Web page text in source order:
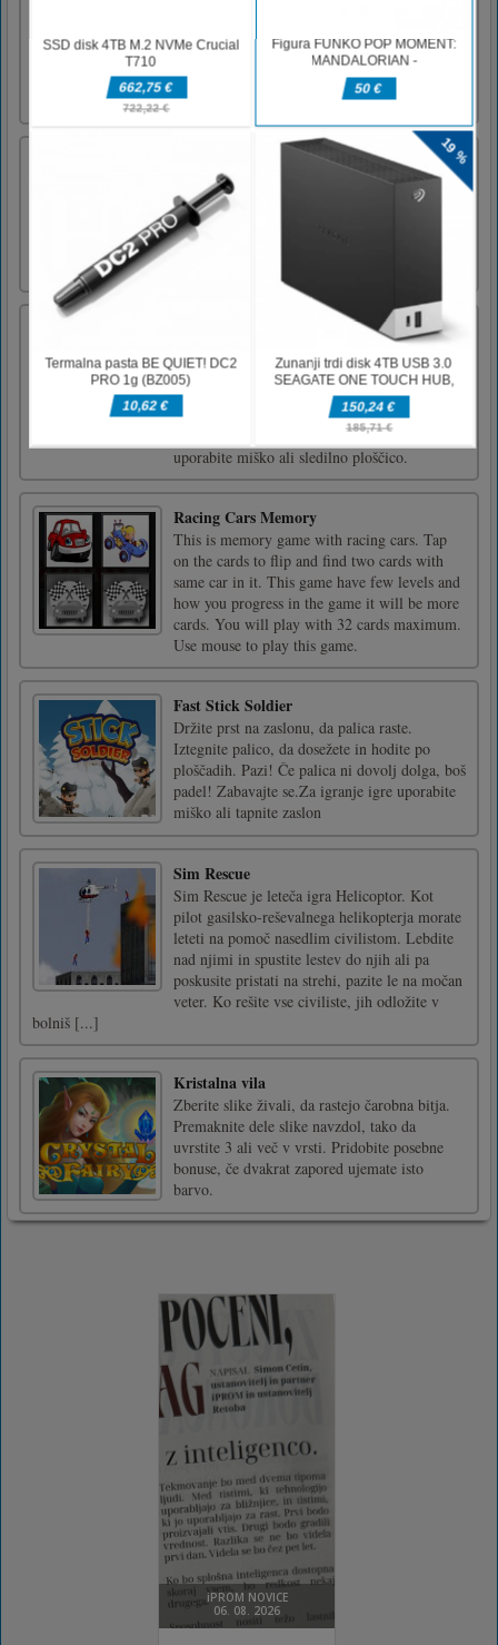
teka in veliko zabave. Spremljajte Bena pri
dokončanju te nove misije in ponovno rešite
svet. Uživajte v tej ekskluzivni igri kiz10
najprej tuka [...]
Play Run Race 3 for free online! Participate in
a series of challenging obstacle courses. Time
your jumps perfectly and cross the finish line
first!Mouse
Povlecite in spustite kose slike različnih oblik,
prikazane na desni strani zaslona, na njihovo
točno lokacijo. Poiščite vse lokacije za
dokončanje vsake stopnje.Za igranje te igre
uporabite miško ali sledilno ploščico.
Racing Cars Memory
This is memory game with racing cars. Tap
on the cards to flip and find two cards with
same car in it. This game have few levels and
how you progress in the game it will be more
cards. You will play with 32 cards maximum.
Use mouse to play this game.
Fast Stick Soldier
Držite prst na zaslonu, da palica raste.
Iztegnite palico, da dosežete in hodite po
ploščadih. Pazi! Če palica ni dovolj dolga, boš
padel! Zabavajte se.Za igranje igre uporabite
miško ali tapnite zaslon
Sim Rescue
Sim Rescue je leteča igra Helicoptor. Kot
pilot gasilsko-reševalnega helikopterja morate
leteti na pomoč nasedlim civilistom. Lebdite
nad njimi in spustite lestev do njih ali pa
poskusite pristati na strehi, pazite le na močan
veter. Ko rešite vse civiliste, jih odložite v
bolniš [...]
Kristalna vila
Zberite slike živali, da rastejo čarobna bitja.
Premaknite dele slike navzdol, tako da
uvrstite 3 ali več v vrsti. Pridobite posebne
bonuse, če dvakrat zapored ujemate isto
barvo.